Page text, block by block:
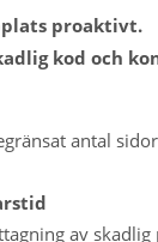
proaktivt.
kod och
antal
av